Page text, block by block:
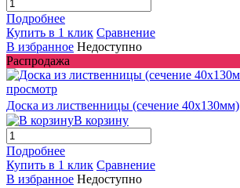
Подробнее
Купить в 1 клик Сравнение
В избранное Недоступно
Распродажа
просмотр
Доска из лиственницы (сечение 40x130мм)
В корзину
Подробнее
Купить в 1 клик Сравнение
В избранное Недоступно